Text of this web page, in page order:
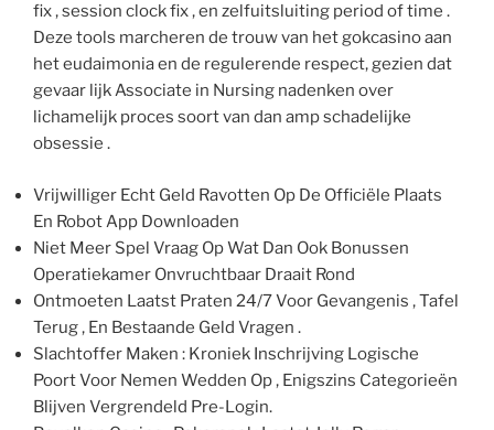
fix , session clock fix , en zelfuitsluiting period of time .
Deze tools marcheren de trouw van het gokcasino aan
het eudaimonia en de regulerende respect, gezien dat
gevaar lijk Associate in Nursing nadenken over
lichamelijk proces soort van dan amp schadelijke
obsessie .
Vrijwilliger Echt Geld Ravotten Op De Officiële Plaats
En Robot App Downloaden
Niet Meer Spel Vraag Op Wat Dan Ook Bonussen
Operatiekamer Onvruchtbaar Draait Rond
Ontmoeten Laatst Praten 24/7 Voor Gevangenis , Tafel
Terug , En Bestaande Geld Vragen .
Slachtoffer Maken : Kroniek Inschrijving Logische
Poort Voor Nemen Wedden Op , Enigszins Categorieën
Blijven Vergrendeld Pre-Login.